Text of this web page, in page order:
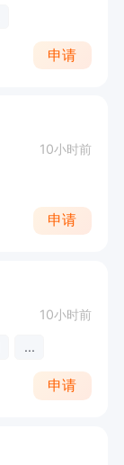
申请
10小时前
申请
10小时前
...
申请